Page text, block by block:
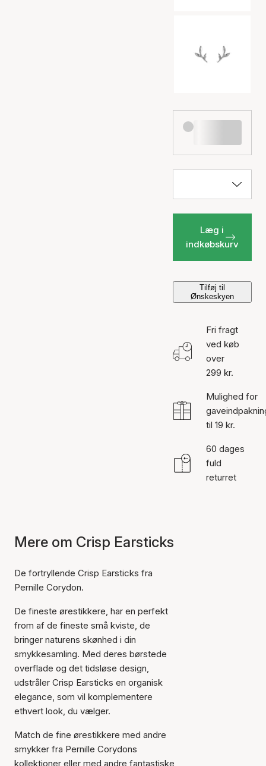
Læg i
indkøbskurv
Tilføj til
Ønskeskyen
Fri fragt
ved køb
over
299 kr.
Mulighed for
til 19 kr.
60 dages
fuld
returret
Mere om Crisp Earsticks
De fortryllende Crisp Earsticks fra
Pernille Corydon.
De fineste ørestikkere, har en perfekt
from af de fineste små kviste, de
bringer naturens skønhed i din
smykkesamling. Med deres børstede
overflade og det tidsløse design,
udstråler Crisp Earsticks en organisk
elegance, som vil komplementere
ethvert look, du vælger.
Match de fine ørestikkere med andre
smykker fra Pernille Corydons
kollektioner eller med andre fantastiske